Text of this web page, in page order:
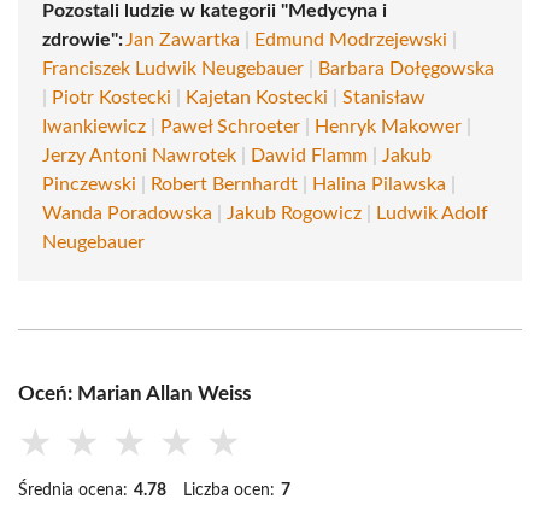
Pozostali ludzie w kategorii "Medycyna i
zdrowie": Jan Zawartka Edmund Modrzejewski
Franciszek Ludwik Neugebauer
Barbara Dołęgowska
Piotr Kostecki Kajetan Kostecki
Stanisław
Iwankiewicz
Paweł Schroeter Henryk Makower
Jerzy Antoni Nawrotek
Dawid Flamm
Jakub
Pinczewski
Robert Bernhardt Halina Pilawska
Wanda Poradowska
Jakub Rogowicz
Ludwik Adolf
Neugebauer
Oceń: Marian Allan Weiss
★ ★ ★ ★ ★
Średnia ocena: 4.78 Liczba ocen: 7